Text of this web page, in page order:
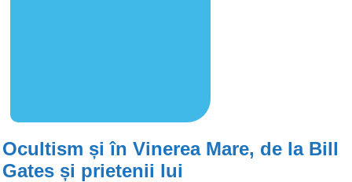
Ocultism și în Vinerea Mare, de la Bill
Gates și prietenii lui